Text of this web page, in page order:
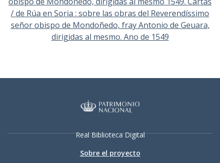
/ de Rúa en Soria : sobre las obras del Reverendíssimo
señor obispo de Mondoñedo, fray Antonio de Geuara,
dirigidas al mesmo. Ano de 1549
Real Biblioteca Digital
Sobre el proyecto